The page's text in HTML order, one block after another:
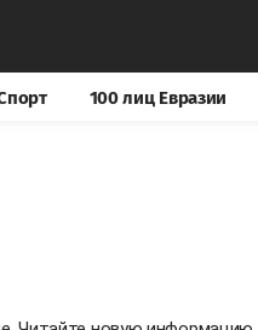
100 лиц Евразии